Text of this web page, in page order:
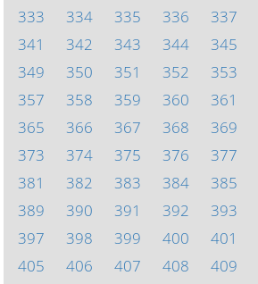
333
334 335 336 337
341
342 343 344 345
349
350 351 352 353
357
358 359 360 361
365
366 367 368 369
373
374 375 376 377
381
382 383 384 385
389
390 391 392 393
397
398 399 400 401
405
406 407 408 409